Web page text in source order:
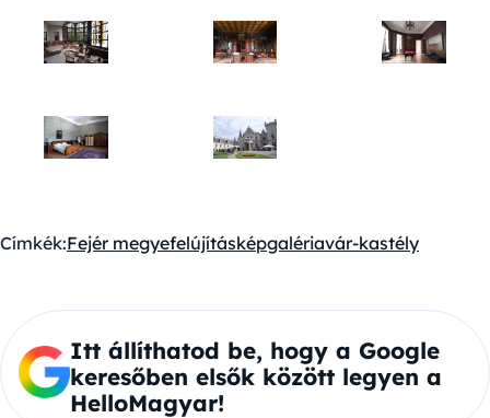
Címkék:Fejér megyefelújításképgalériavár-kastély
Itt állíthatod be, hogy a Google
keresőben elsők között legyen a
HelloMagyar!